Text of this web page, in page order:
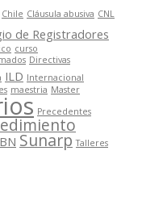
Chile Cláusula abusiva CNL
de Registradores
curso
Directivas
ILD Internacional
maestria Master
Precedentes
Sunarp Talleres